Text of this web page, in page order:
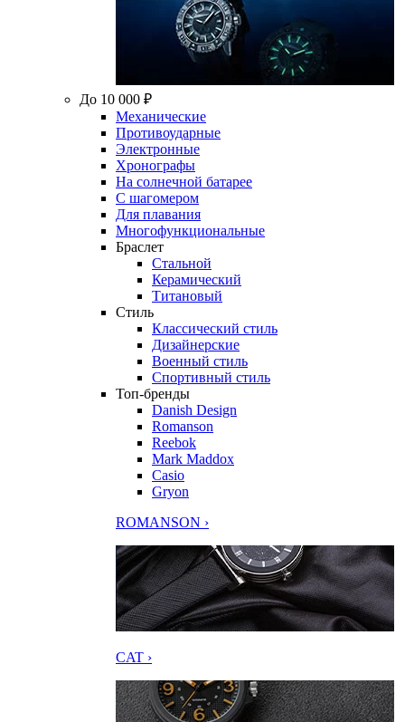
До 10 000 ₽
Механические
Противоударные
Электронные
Хронографы
На солнечной батарее
С шагомером
Для плавания
Многофункциональные
Браслет
Стальной
Керамический
Титановый
Стиль
Классический стиль
Дизайнерские
Военный стиль
Спортивный стиль
Топ-бренды
Danish Design
Romanson
Reebok
Mark Maddox
Casio
Gryon
ROMANSON ›
CAT ›